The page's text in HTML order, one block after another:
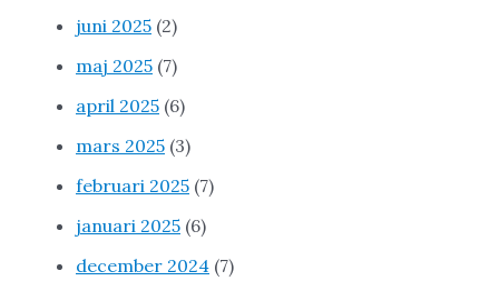
juni 2025 (2)
maj 2025 (7)
april 2025 (6)
mars 2025 (3)
februari 2025 (7)
januari 2025 (6)
december 2024 (7)